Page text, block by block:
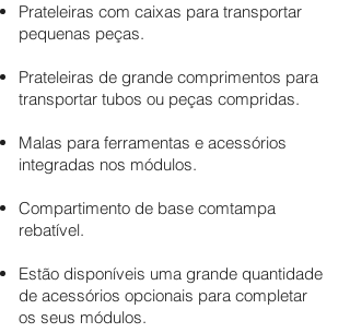
Prateleiras com caixas para transportar
pequenas peças.
Prateleiras de grande comprimentos para
transportar tubos ou peças compridas.
Malas para ferramentas e acessórios
integradas nos módulos.
Compartimento de base comtampa
rebatível.
Estão disponíveis uma grande quantidade
de acessórios opcionais para completar
os seus módulos.